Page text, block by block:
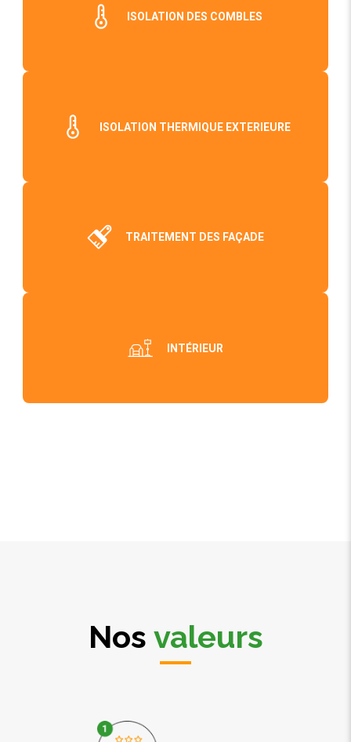
ISOLATION DES COMBLES
ISOLATION THERMIQUE EXTERIEURE
TRAITEMENT DES FAÇADE
INTÉRIEUR
Nos valeurs